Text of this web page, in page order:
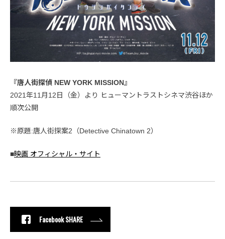
『唐人街探偵 NEW YORK MISSION』
2021年11月12日（金）より ヒューマントラストシネマ渋谷ほか
順次公開
※原題:唐人街探案2（Detective Chinatown 2）
■映画 オフィシャル・サイト
Facebook SHARE